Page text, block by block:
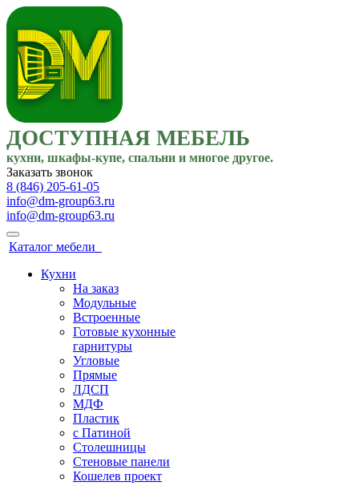
ДОСТУПНАЯ МЕБЕЛЬ
кухни, шкафы-купе, спальни и многое другое.
Заказать звонок
8 (846) 205-61-05
info@dm-group63.ru
info@dm-group63.ru
Каталог мебели
Кухни
На заказ
Модульные
Встроенные
Готовые кухонные
гарнитуры
Угловые
Прямые
ЛДСП
МДФ
Пластик
с Патиной
Столешницы
Стеновые панели
Кошелев проект